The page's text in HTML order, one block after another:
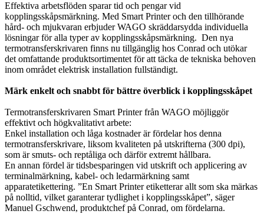
Effektiva arbetsflöden sparar tid och pengar vid
kopplingsskåpsmärkning. Med Smart Printer och den tillhörande
hård- och mjukvaran erbjuder WAGO skräddarsydda individuella
lösningar för alla typer av kopplingsskåpsmärkning. Den nya
termotransferskrivaren finns nu tillgänglig hos Conrad och utökar
det omfattande produktsortimentet för att täcka de tekniska behoven
inom området elektrisk installation fullständigt.
Märk enkelt och snabbt för bättre överblick i kopplingsskåpet
Termotransferskrivaren Smart Printer från WAGO möjliggör
effektivt och högkvalitativt arbete:
​Enkel installation och låga kostnader är fördelar hos denna
termotransferskrivare, liksom kvaliteten på utskrifterna (300 dpi),
som är smuts- och reptåliga och därför extremt hållbara.
​En annan fördel är tidsbesparingen vid utskrift och applicering av
terminalmärkning, kabel- och ledarmärkning samt
apparatetikettering. ”En Smart Printer etiketterar allt som ska märkas
på nolltid, vilket garanterar tydlighet i kopplingsskåpet”, säger
Manuel Gschwend, produktchef på Conrad, om fördelarna.